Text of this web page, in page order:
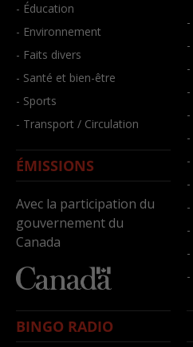
- Éducation
- Environnement
- Faits divers
- Santé et bien-être
- Sports
- Transport / Circulation
ÉMISSIONS
Avec la participation du
gouvernement du
Canada
BINGO RADIO